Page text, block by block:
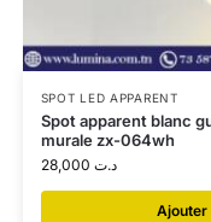
SPOT LED APPARENT
Spot apparent blanc
murale zx-064wh
د.ت
Ajouter